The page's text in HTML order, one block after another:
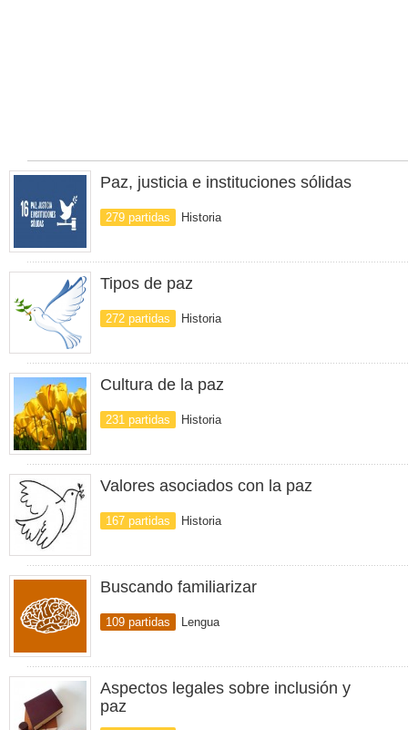
Paz, justicia e instituciones sólidas
279 partidas Historia
Tipos de paz
272 partidas Historia
Cultura de la paz
231 partidas Historia
Valores asociados con la paz
167 partidas Historia
Buscando familiarizar
109 partidas Lengua
Aspectos legales sobre inclusión y
paz